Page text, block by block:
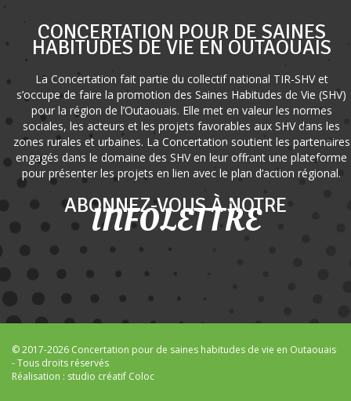
CONCERTATION POUR DE SAINES
HABITUDES DE VIE EN OUTAOUAIS
La Concertation fait partie du collectif national TIR-SHV et
s’occupe de faire la promotion des Saines Habitudes de Vie (SHV)
pour la région de l’Outaouais. Elle met en valeur les normes
sociales, les acteurs et les projets favorables aux SHV dans les
zones rurales et urbaines. La Concertation soutient les partenaires
engagés dans le domaine des SHV en leur offrant une plateforme
pour présenter les projets en lien avec le plan d’action régional.
ABONNEZ-VOUS À NOTRE
INFOLETTRE
© 2017-2026 Concertation pour de saines habitudes de vie en Outaouais
- Tous droits réservés
Réalisation : studio créatif Coloc